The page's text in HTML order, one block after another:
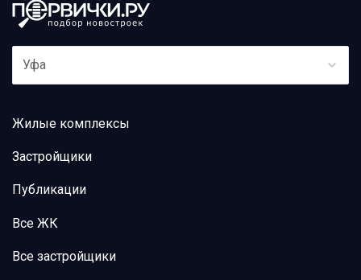
Уфа
Жилые комплексы
Застройщики
Публикации
Все ЖК
Все застройщики